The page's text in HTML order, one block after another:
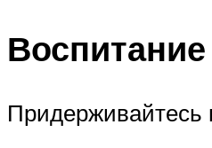
Воспитание
Придерживайтесь